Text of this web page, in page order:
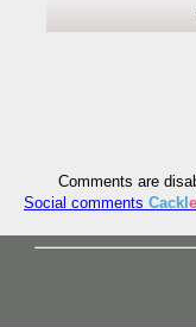
Comments are
Social comments Cackl e